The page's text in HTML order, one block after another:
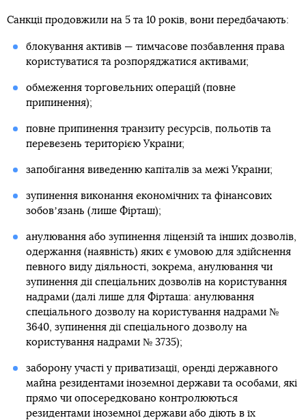
Санкції продовжили на 5 та 10 років, вони передбачають:
блокування активів — тимчасове позбавлення права
користуватися та розпоряджатися активами;
обмеження торговельних операцій (повне
припинення);
повне припинення транзиту ресурсів, польотів та
перевезень територією України;
запобігання виведенню капіталів за межі України;
зупинення виконання економічних та фінансових
зобовʼязань (лише Фірташ);
анулювання або зупинення ліцензій та інших дозволів,
одержання (наявність) яких є умовою для здійснення
певного виду діяльності, зокрема, анулювання чи
зупинення дії спеціальних дозволів на користування
надрами (далі лише для Фірташа: анулювання
спеціального дозволу на користування надрами №
3640, зупинення дії спеціального дозволу на
користування надрами № 3735);
заборону участі у приватизації, оренді державного
майна резидентами іноземної держави та особами, які
прямо чи опосередковано контролюються
резидентами іноземної держави або діють в їх